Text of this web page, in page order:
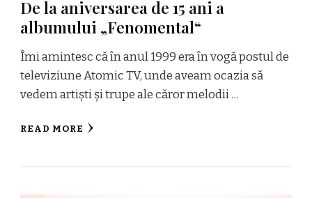
De la aniversarea de 15 ani a
albumului „Fenomental“
Îmi amintesc că în anul 1999 era în vogă postul de
televiziune Atomic TV, unde aveam ocazia să
vedem artiști și trupe ale căror melodii …
READ MORE